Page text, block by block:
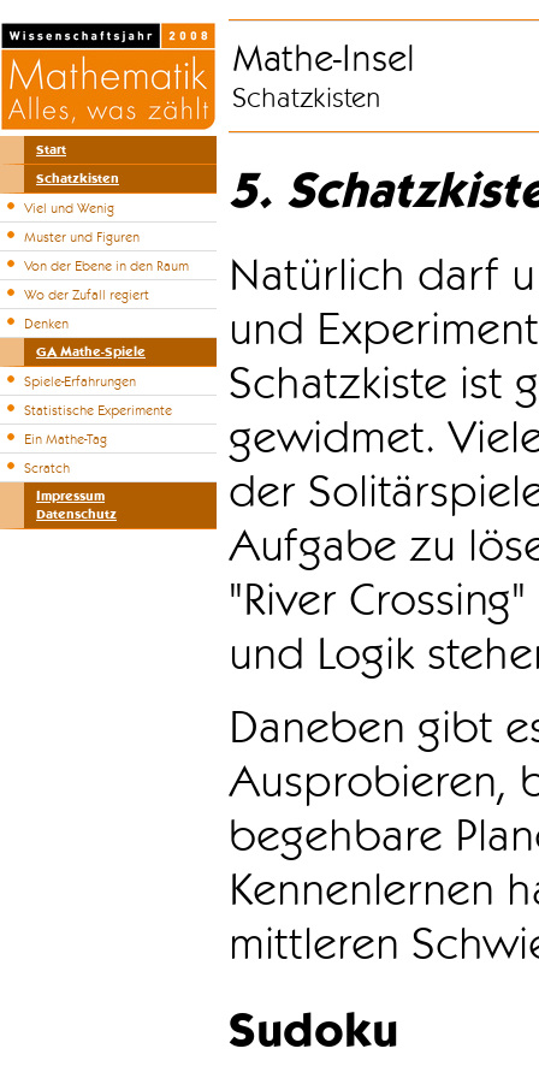
Start
Schatzkisten
Viel und Wenig
Muster und Figuren
Von der Ebene in den Raum
Wo der Zufall regiert
Denken
GA Mathe-Spiele
Spiele-Erfahrungen
Statistische Experimente
Ein Mathe-Tag
Scratch
Impressum
Datenschutz
Mathe-Insel
Schatzkisten
5.
Natürlich darf
und
Schatzkiste ist
gewidmet.
der
Aufgabe zu
"River
und Logik
Daneben gibt
Ausprobieren,
begehbare
Kennenlernen
mittleren
Sudoku